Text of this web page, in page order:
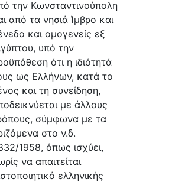
την Κωνσταντινούπολη
από τα νησιά Ίμβρο και
και ομογενείς εξ
υπό την
ότι η ιδιότητά
ως Ελλήνων, κατά το
και τη συνείδηση,
με άλλους
σύμφωνα με τα
στο ν.δ.
1958, όπως ισχύει,
να απαιτείται
ελληνικής